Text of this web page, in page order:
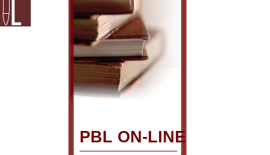
PBL ON-LINE